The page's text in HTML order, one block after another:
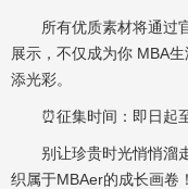
所有优质素材将通过
展示，不仅成为你 MBA
添光彩。
⏰征集时间：即日起
别让珍贵时光悄悄溜
织属于MBAer的成长画卷！